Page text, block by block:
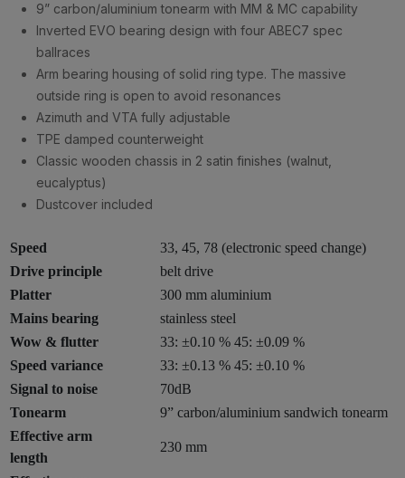
9” carbon/aluminium tonearm with MM & MC capability
Inverted EVO bearing design with four ABEC7 spec
ballraces
Arm bearing housing of solid ring type. The massive
outside ring is open to avoid resonances
Azimuth and VTA fully adjustable
TPE damped counterweight
Classic wooden chassis in 2 satin finishes (walnut,
eucalyptus)
Dustcover included
Speed
33, 45, 78 (electronic speed change)
Drive principle
belt drive
Platter
300 mm aluminium
Mains bearing
stainless steel
Wow & flutter
33: ±0.10 % 45: ±0.09 %
Speed variance
33: ±0.13 % 45: ±0.10 %
Signal to noise
70dB
Tonearm
9” carbon/aluminium sandwich tonearm
Effective arm
length
230 mm